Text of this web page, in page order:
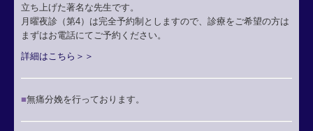
立ち上げた著名な先生です。
月曜夜診（第4）は完全予約制としますので、診療をご希望の方は
まずはお電話にてご予約ください。
詳細はこちら＞＞
■無痛分娩を行っております。